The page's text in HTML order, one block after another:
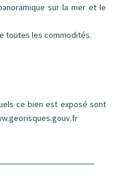
sur la mer et le
toutes les commodités.
ce bien est exposé sont